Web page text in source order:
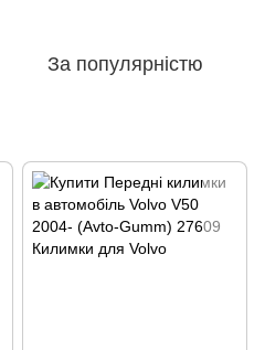
За популярністю